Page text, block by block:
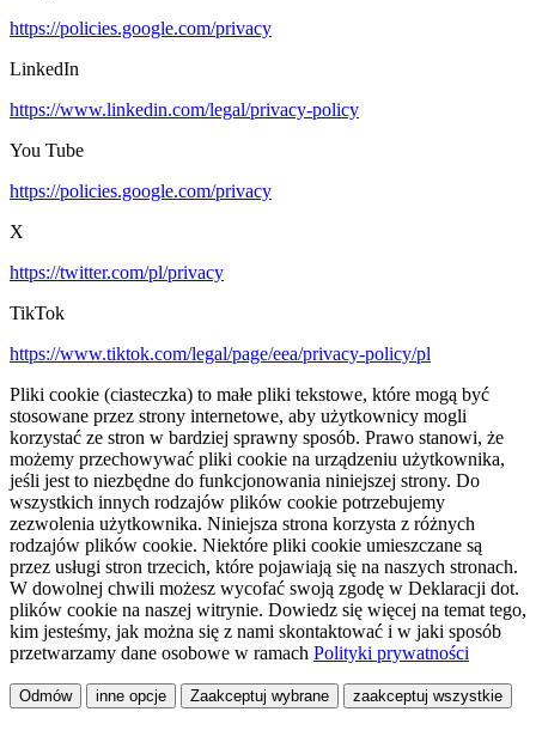
https://policies.google.com/privacy
LinkedIn
https://www.linkedin.com/legal/privacy-policy
You Tube
https://policies.google.com/privacy
X
https://twitter.com/pl/privacy
TikTok
https://www.tiktok.com/legal/page/eea/privacy-policy/pl
Pliki cookie (ciasteczka) to małe pliki tekstowe, które mogą być
stosowane przez strony internetowe, aby użytkownicy mogli
korzystać ze stron w bardziej sprawny sposób. Prawo stanowi, że
możemy przechowywać pliki cookie na urządzeniu użytkownika,
jeśli jest to niezbędne do funkcjonowania niniejszej strony. Do
wszystkich innych rodzajów plików cookie potrzebujemy
zezwolenia użytkownika. Niniejsza strona korzysta z różnych
rodzajów plików cookie. Niektóre pliki cookie umieszczane są
przez usługi stron trzecich, które pojawiają się na naszych stronach.
W dowolnej chwili możesz wycofać swoją zgodę w Deklaracji dot.
plików cookie na naszej witrynie. Dowiedz się więcej na temat tego,
kim jesteśmy, jak można się z nami skontaktować i w jaki sposób
przetwarzamy dane osobowe w ramach Polityki prywatności
Odmów inne opcje Zaakceptuj wybrane zaakceptuj wszystkie